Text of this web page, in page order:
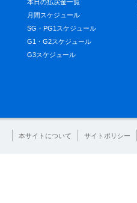
本日の払戻金一覧
月間スケジュール
SG・PG1スケジュール
G1・G2スケジュール
G3スケジュール
本サイトについて サイトポリシー